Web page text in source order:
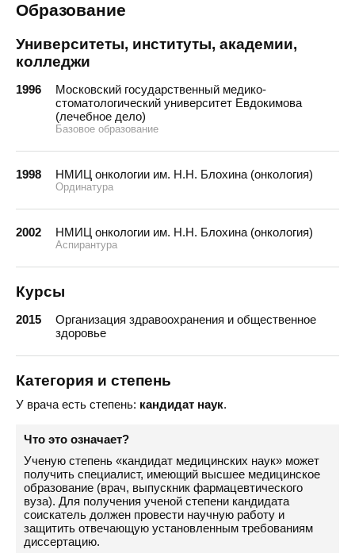
Образование
Университеты, институты, академии,
колледжи
1996
Московский государственный медико-
стоматологический университет Евдокимова
(лечебное дело)
Базовое образование
1998 НМИЦ онкологии им. Н.Н. Блохина (онкология)
Ординатура
2002 НМИЦ онкологии им. Н.Н. Блохина (онкология)
Аспирантура
Курсы
2015
Организация здравоохранения и общественное
здоровье
Категория и степень
У врача есть степень: кандидат наук.
Что это означает?
Ученую степень «кандидат медицинских наук» может
получить специалист, имеющий высшее медицинское
образование (врач, выпускник фармацевтического
вуза). Для получения ученой степени кандидата
соискатель должен провести научную работу и
защитить отвечающую установленным требованиям
диссертацию.